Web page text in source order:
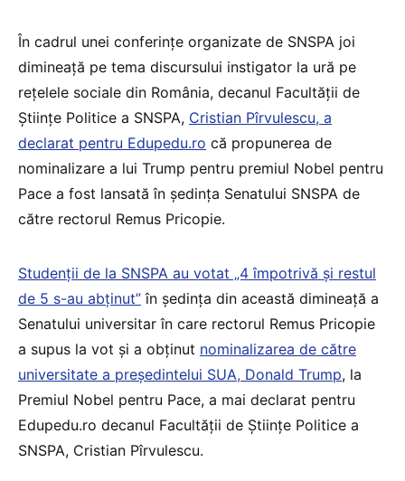
În cadrul unei conferințe organizate de SNSPA joi
dimineață pe tema discursului instigator la ură pe
rețelele sociale din România, decanul Facultății de
Științe Politice a SNSPA, Cristian Pîrvulescu, a
declarat pentru Edupedu.ro că propunerea de
nominalizare a lui Trump pentru premiul Nobel pentru
Pace a fost lansată în ședința Senatului SNSPA de
către rectorul Remus Pricopie.
Studenții de la SNSPA au votat „4 împotrivă și restul
de 5 s-au abținut” în ședința din această dimineață a
Senatului universitar în care rectorul Remus Pricopie
a supus la vot și a obținut nominalizarea de către
universitate a președintelui SUA, Donald Trump, la
Premiul Nobel pentru Pace, a mai declarat pentru
Edupedu.ro decanul Facultății de Științe Politice a
SNSPA, Cristian Pîrvulescu.